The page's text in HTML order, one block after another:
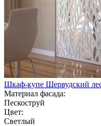
Шкаф-купе Шервудский
Материал фасада:
Пескоструй
Цвет:
Светлый